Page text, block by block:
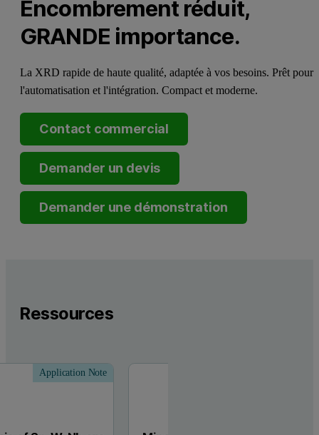
Encombrement réduit,
GRANDE importance.
l'automatisation et l'intégration. Compact et moderne.
Contact commercial
Demander un devis